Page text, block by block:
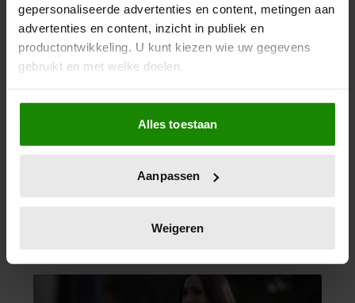
gepersonaliseerde advertenties en content, metingen aan
advertenties en content, inzicht in publiek en
productontwikkeling. U kunt kiezen wie uw gegevens
gebruikt en met welke doelen.
Als u het toestaat, willen we ook graag:
Informatie verzamelen over uw geografische
locatie, die tot een paar meter nauwkeurig kan zijn
scannen op specifieke eigenschappen (fingerprinting)
verwerkt en stel uw voorkeuren in het
intrekken in de Cookieverklaring.
Alles toestaan
Aanpassen
Weigeren